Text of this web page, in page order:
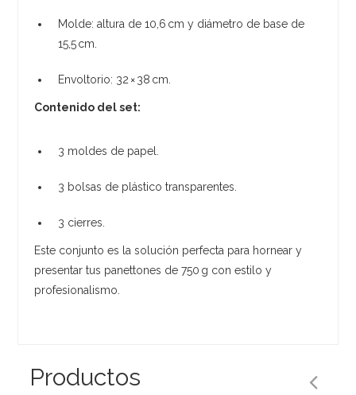
Molde: altura de 10,6 cm y diámetro de base de
15,5 cm.
Envoltorio: 32 × 38 cm.
Contenido del set:
3 moldes de papel.
3 bolsas de plástico transparentes.
3 cierres.
Este conjunto es la solución perfecta para hornear y
presentar tus panettones de 750 g con estilo y
profesionalismo.
Productos